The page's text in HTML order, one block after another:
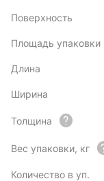
Поверхность
Площадь упаковки
Длина
Ширина
Толщина
Вес упаковки, кг
Количество в уп.